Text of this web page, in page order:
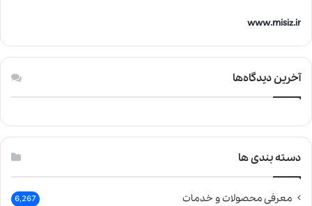
www.misiz.ir
آخرین دیدگاه‌ها
دسته بندی ها
معرفی محصولات و خدمات 6,267